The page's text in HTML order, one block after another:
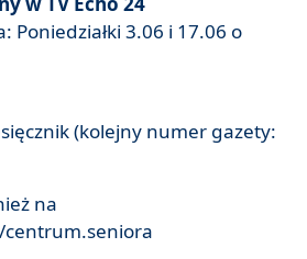
Poniedziałki 3.06 i 17.06 o
(kolejny numer gazety:
na